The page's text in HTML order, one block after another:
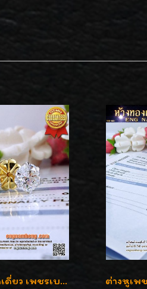
ต่างหูเพชรเม็ดเดี่ยว เพชรเบลเยี่ยมคัท น้ำ 96 H-Color/IF & VVS2/3EX น้ำหนักเพชรรวม 1.83 กะรัต พร้อมใบเซอร์ LAB GIA & HRD เพชรสวยปิ๊ง ราคาขายส่งค่ะ